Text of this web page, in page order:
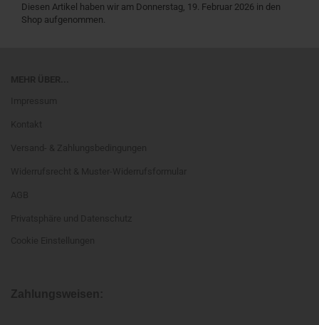
Diesen Artikel haben wir am Donnerstag, 19. Februar 2026 in den
Shop aufgenommen.